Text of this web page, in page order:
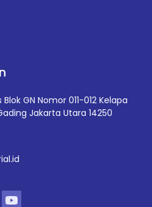
GN Nomor 011-012Kelapa
Jakarta Utara 14250